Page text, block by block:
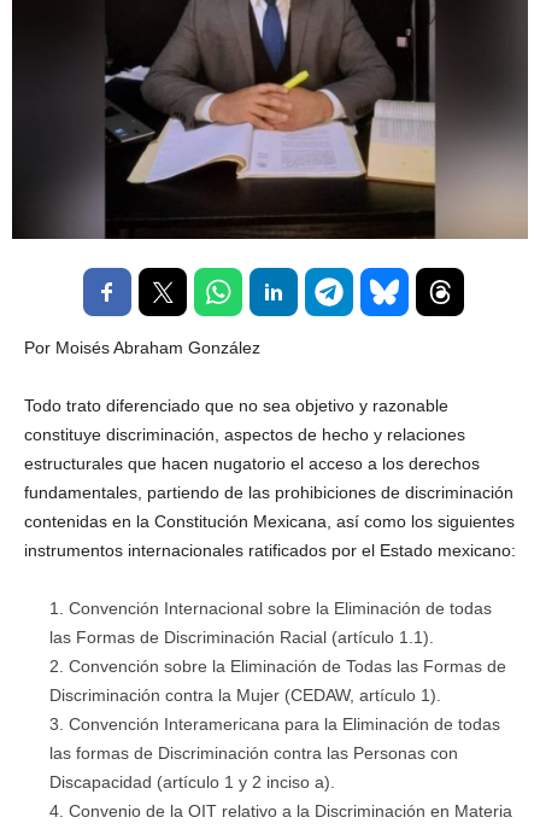
Por Moisés Abraham González
Todo trato diferenciado que no sea objetivo y razonable
constituye discriminación, aspectos de hecho y relaciones
estructurales que hacen nugatorio el acceso a los derechos
fundamentales, partiendo de las prohibiciones de discriminación
contenidas en la Constitución Mexicana, así como los siguientes
instrumentos internacionales ratificados por el Estado mexicano:
Convención Internacional sobre la Eliminación de todas
las Formas de Discriminación Racial (artículo 1.1).
Convención sobre la Eliminación de Todas las Formas de
Discriminación contra la Mujer (CEDAW, artículo 1).
Convención Interamericana para la Eliminación de todas
las formas de Discriminación contra las Personas con
Discapacidad (artículo 1 y 2 inciso a).
Convenio de la OIT relativo a la Discriminación en Materia